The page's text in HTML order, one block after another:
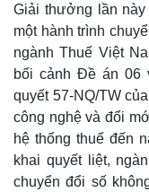
Giải thưởng lần
một hành trình
ngành Thuế Việt
bối cảnh Đề án 06
quyết 57-NQ/TW
công nghệ và đổi
hệ thống thuế đến
khai quyết liệt,
chuyển đổi số